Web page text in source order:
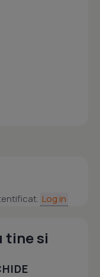
Log in
tine si